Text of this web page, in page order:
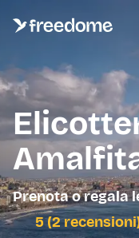
Prenota o regala
5 (2